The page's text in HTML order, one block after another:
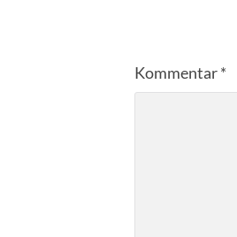
Kommentar*